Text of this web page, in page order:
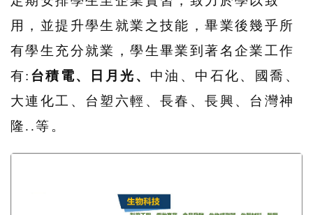
用，並提升學生就業之技能，畢業後幾乎所
有學生充分就業，學生畢業到著名企業工作
有: 台積電、日月光 、 中油、中石化、國喬、
大連化工、台塑六輕、長春、長興、台灣神
隆..等。